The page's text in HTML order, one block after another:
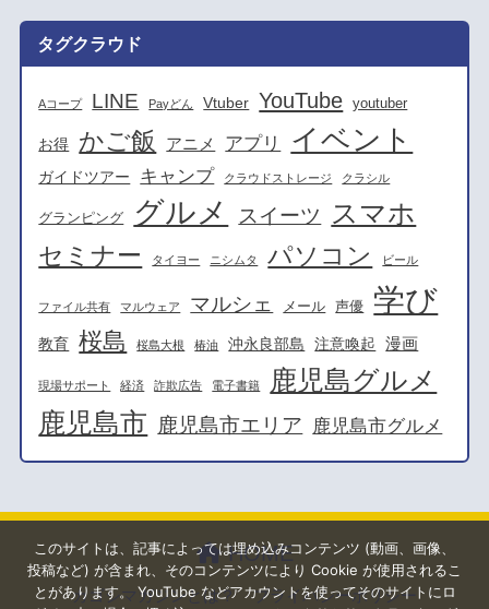
タグクラウド
Aコープ LINE Payどん Vtuber YouTube youtuber
お得 かご飯 アニメ アプリ イベント
ガイドツアー キャンプ クラウドストレージ クラシル
グランピング グルメ スイーツ スマホ
セミナー タイヨー ニシムタ パソコン ビール
ファイル共有 マルウェア マルシェ メール 声優 学び
教育 桜島 桜島大根 椿油 沖永良部島 注意喚起 漫画
現場サポート 経済 詐欺広告 電子書籍 鹿児島グルメ
鹿児島市 鹿児島市エリア 鹿児島市グルメ
HOME
カゴシマガジンとは？ プライバシーポリシー
このサイトは、記事によっては埋め込みコンテンツ (動画、画像、
投稿など) が含まれ、そのコンテンツにより Cookie が使用されるこ
とがあります。 YouTube などアカウントを使ってそのサイトにロ